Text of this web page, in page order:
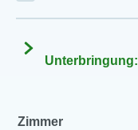
Unterbringung:
Zimmer